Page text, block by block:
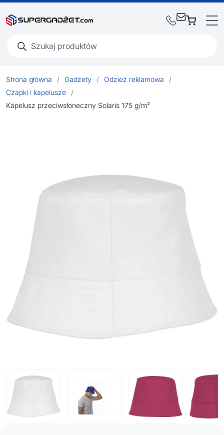
produktów
Strona główna / Gadżety / Odzież reklamowa
/
Czapki i kapelusze
/
Kapelusz przeciwsłoneczny Solaris 175 g/m²